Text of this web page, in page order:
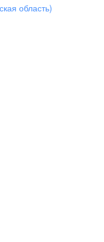
область)